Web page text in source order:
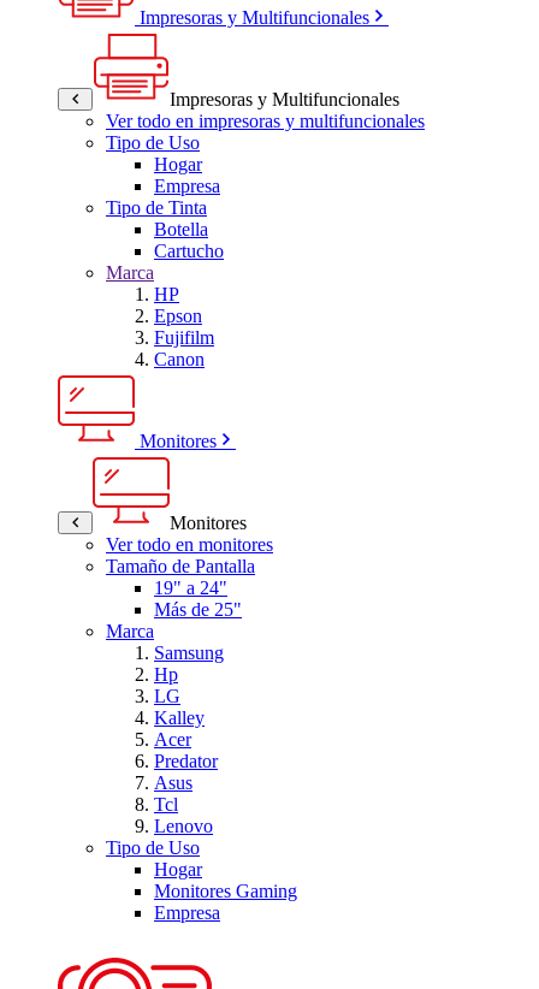
Impresoras y Multifuncionales
Impresoras y Multifuncionales
Ver todo en impresoras y multifuncionales
Tipo de Uso
Hogar
Empresa
Tipo de Tinta
Botella
Cartucho
Marca
HP
Epson
Fujifilm
Canon
Monitores
Monitores
Ver todo en monitores
Tamaño de Pantalla
19" a 24"
Más de 25"
Marca
Samsung
Hp
LG
Kalley
Acer
Predator
Asus
Tcl
Lenovo
Tipo de Uso
Hogar
Monitores Gaming
Empresa